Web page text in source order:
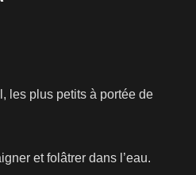
les plus petits à portée de
et folâtrer dans l’eau.